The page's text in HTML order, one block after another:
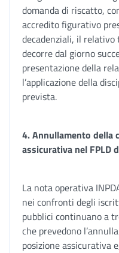
domanda di riscatto,
accredito figurativo
decadenziali, il
decorre dal giorno
presentazione della
l’applicazione della
prevista.
4.Annullamento della
assicurativa nel FPLD
La nota operativa
nei confronti degli
pubblici continuano a
che prevedono
posizione assicurativa